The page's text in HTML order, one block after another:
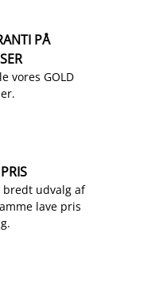
PÅ
vores GOLD
udvalg af
lave pris